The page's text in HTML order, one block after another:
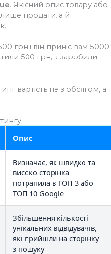
. Якісний опис товару або
продати, а й
грн і він приніс вам 5000
500 грн, а заробили
вартість не з обсягом, а
Опис
Визначає, як швидко та
високо сторінка
потрапила в ТОП 3 або
ТОП 10 Google
Збільшення кількості
унікальних відвідувачів,
які прийшли на сторінку
з пошуку